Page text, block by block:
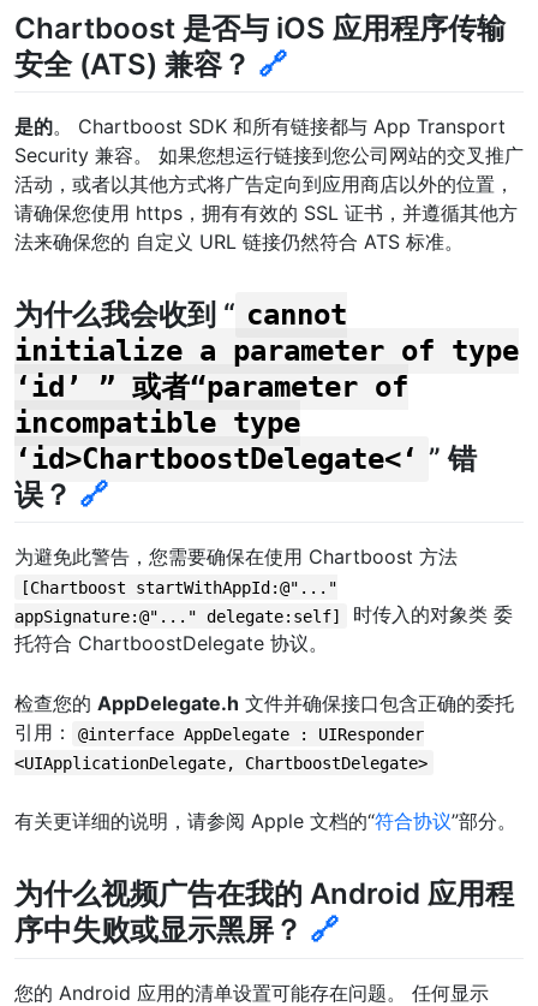
Chartboost 是否与 iOS 应用程序传输
安全 (ATS) 兼容？ 🔗
是的。 Chartboost SDK 和所有链接都与 App Transport
Security 兼容。 如果您想运行链接到您公司网站的交叉推广
活动，或者以其他方式将广告定向到应用商店以外的位置，
请确保您使用 https，拥有有效的 SSL 证书，并遵循其他方
法来确保您的 自定义 URL 链接仍然符合 ATS 标准。
为什么我会收到 “ cannot
initialize a parameter of type
‘id’ ” 或者“parameter of
incompatible type
‘id>ChartboostDelegate<‘ ” 错
误？ 🔗
为避免此警告，您需要确保在使用 Chartboost 方法
[Chartboost startWithAppId:@"..."
appSignature:@"..." delegate:self]
时传入的对象类 委
托符合 ChartboostDelegate 协议。
检查您的 AppDelegate.h 文件并确保接口包含正确的委托
引用：
@interface AppDelegate : UIResponder
<UIApplicationDelegate, ChartboostDelegate>
有关更详细的说明，请参阅 Apple 文档的“符合协议”部分。
为什么视频广告在我的 Android 应用程
序中失败或显示黑屏？ 🔗
您的 Android 应用的清单设置可能存在问题。 任何显示